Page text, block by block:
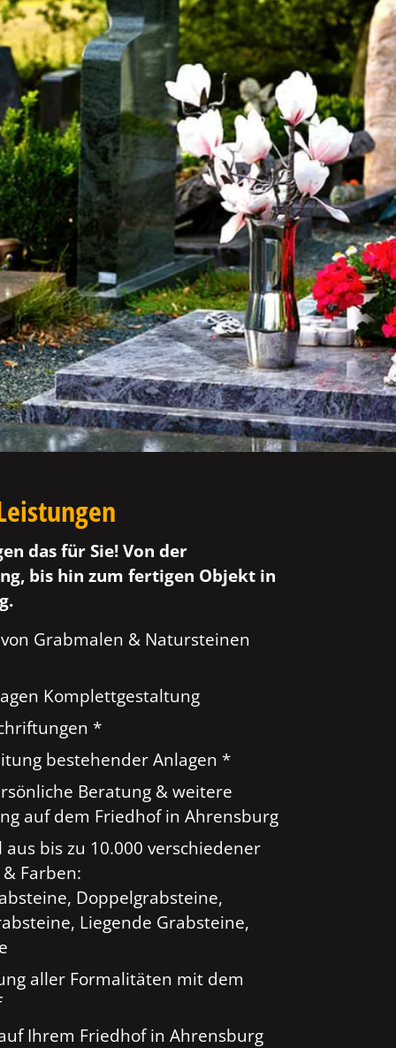
das für Sie! Von der
bis hin zum fertigen Objekt in
Grabmalen & Natursteinen
Komplettgestaltung
*
bestehender Anlagen *
Beratung & weitere
auf dem Friedhof in Ahrensburg
aus bis zu 10.000 verschiedener
Farben:
Doppelgrabsteine,
Liegende Grabsteine,
aller Formalitäten mit dem
Ihrem Friedhof in Ahrensburg